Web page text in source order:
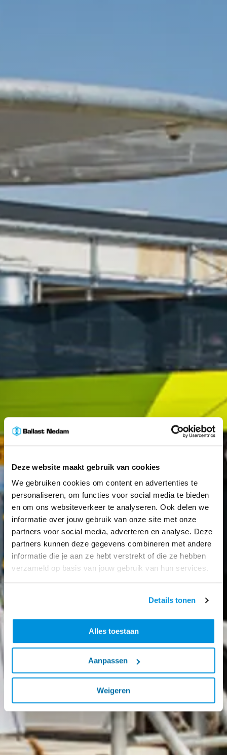
Deze website maakt gebruik van cookies
We gebruiken cookies om content en advertenties te
personaliseren, om functies voor social media te bieden
en om ons websiteverkeer te analyseren. Ook delen we
informatie over jouw gebruik van onze site met onze
partners voor social media, adverteren en analyse. Deze
partners kunnen deze gegevens combineren met andere
informatie die je aan ze hebt verstrekt of die ze hebben
verzameld op basis van jouw gebruik van hun services.
Details tonen
Alles toestaan
Aanpassen
Weigeren